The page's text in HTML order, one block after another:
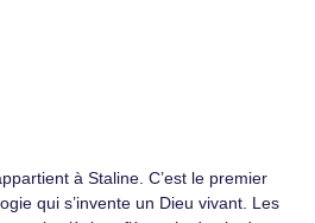
à Staline. C’est le premier
qui s’invente un Dieu vivant. Les